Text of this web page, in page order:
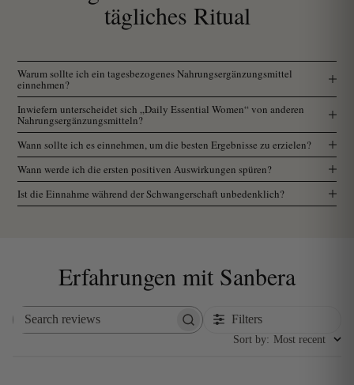
tägliches Ritual
Warum sollte ich ein tagesbezogenes Nahrungsergänzungsmittel
einnehmen?
Inwiefern unterscheidet sich „Daily Essential Women“ von anderen
Nahrungsergänzungsmitteln?
Wann sollte ich es einnehmen, um die besten Ergebnisse zu erzielen?
Wann werde ich die ersten positiven Auswirkungen spüren?
Ist die Einnahme während der Schwangerschaft unbedenklich?
Erfahrungen mit Sanbera
Filters
Sort by: Most recent